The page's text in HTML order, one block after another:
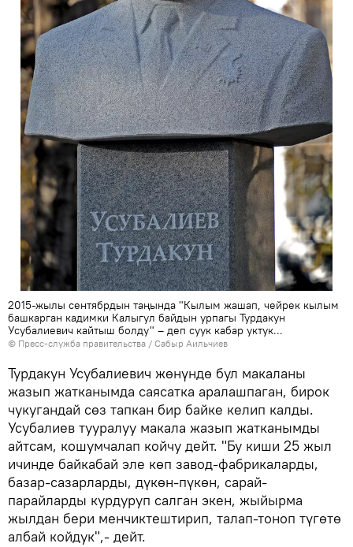
2015-жылы сентябрдын таңында "Кылым жашап, чейрек кылым
башкарган кадимки Калыгул байдын урпагы Турдакун
Усубалиевич кайтыш болду" – деп суук кабар уктук...
© Пресс-служба правительства / Сабыр Аильчиев
Турдакун Усубалиевич жөнүндө бул макаланы
жазып жатканымда саясатка аралашпаган, бирок
чукугандай сөз тапкан бир байке келип калды.
Усубалиев тууралуу макала жазып жатканымды
айтсам, кошумчалап койчу дейт. "Бу киши 25 жыл
ичинде байкабай эле көп завод-фабрикаларды,
базар-сазарларды, дүкөн-пүкөн, сарай-
парайларды курдуруп салган экен, жыйырма
жылдан бери менчиктештирип, талап-тоноп түгөтө
албай койдук",- дейт.